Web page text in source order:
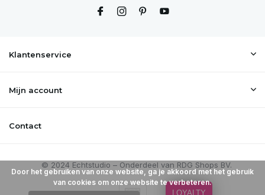
Klantenservice
Mijn account
Contact
Door het gebruiken van onze website, ga je akkoord met het gebruik
van cookies om onze website te verbeteren.
LOYALTY